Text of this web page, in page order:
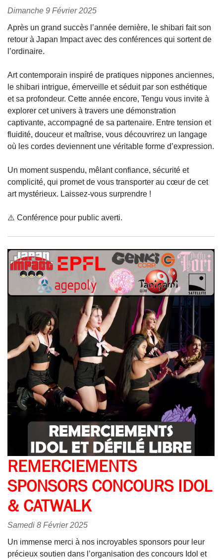
Dimanche 9 Février 2025
Après un grand succès l’année dernière, le shibari fait son
retour à Japan Impact avec des conférences qui sortent de
l’ordinaire.
Art contemporain inspiré de pratiques nippones anciennes,
le shibari intrigue, émerveille et séduit par son esthétique
et sa profondeur. Cette année encore, Tengu vous invite à
explorer cet univers à travers une démonstration
captivante, accompagné de sa partenaire. Entre tension et
fluidité, douceur et maîtrise, vous découvrirez un langage
où les cordes deviennent une véritable forme d’expression.
Un moment suspendu, mêlant confiance, sécurité et
complicité, qui promet de vous transporter au cœur de cet
art mystérieux. Laissez-vous surprendre !
⚠️ Conférence pour public averti.
REMERCIEMENTS
SPONSORS CONCOURS IDOL
& CATWALK
Samedi 8 Février 2025
Un immense merci à nos incroyables sponsors pour leur
précieux soutien dans l’organisation des concours Idol et